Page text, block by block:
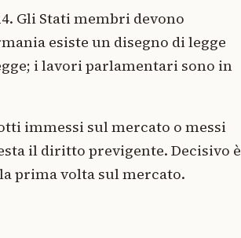
Gli Stati membri devono
esiste un disegno di legge
i lavori parlamentari sono in
immessi sul mercato o messi
il diritto previgente. Decisivo è
prima volta sul mercato.